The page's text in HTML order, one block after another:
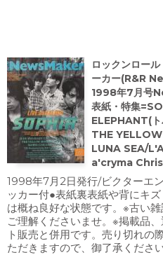
ロックンロー
ーカー(R&R
1998年7月号
表紙・特集
ELEPHANT(ト
THE
LUNA SEA/
a'cryma
1998年7月2日発行/ビクターエ
ッカー付●表紙裏表紙や背にキ
は概ね良好な状態です。※古い
ご理解くださいませ。※掲載品
ト販売と併用です。売り切れの
ただきますので、御了承ください